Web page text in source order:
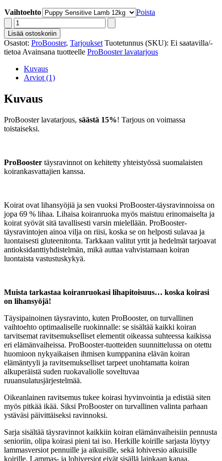
Vaihtoehto
Poista
ProBooster
lavatarjous
määrä
Lisää ostoskoriin
Osastot: ProBooster, Tarjoukset Tuotetunnus (SKU): Ei saatavilla/-
tietoa Avainsana tuotteelle ProBooster lavatarjous
Kuvaus
Arviot (1)
Kuvaus
ProBooster lavatarjous, säästä 15%! Tarjous on voimassa
toistaiseksi.
ProBooster täysravinnot on kehitetty yhteistyössä suomalaisten
koirankasvattajien kanssa.
Koirat ovat lihansyöjiä ja sen vuoksi ProBooster-täysravinnoissa on
jopa 69 % lihaa. Lihaisa koiranruoka myös maistuu erinomaiselta ja
koirat syövät sitä tavallisesti varsin mielellään. ProBooster-
täysravintojen ainoa vilja on riisi, koska se on helposti sulavaa ja
luontaisesti gluteenitonta. Tarkkaan valitut yrtit ja hedelmät tarjoavat
antioksidanttiyhdistelmän, mikä auttaa vahvistamaan koiran
luontaista vastustuskykyä.
Muista tarkastaa koiranruokasi lihapitoisuus… koska koirasi
on lihansyöjä!
Täysipainoinen täysravinto, kuten ProBooster, on turvallinen
vaihtoehto optimaaliselle ruokinnalle: se sisältää kaikki koiran
tarvitsemat ravitsemukselliset elementit oikeassa suhteessa kaikissa
eri elämänvaiheissa. ProBooster-tuotteiden suunnittelussa on otettu
huomioon nykyaikaisen ihmisen kumppanina elävän koiran
elämäntyyli ja ravitsemukselliset tarpeet unohtamatta koiran
alkuperäistä suden ruokavaliolle soveltuvaa
ruuansulatusjärjestelmää.
Oikeanlainen ravitsemus tukee koirasi hyvinvointia ja edistää siten
myös pitkää ikää. Siksi ProBooster on turvallinen valinta parhaan
ystäväsi päivittäiseksi ravinnoksi.
Sarja sisältää täysravinnot kaikkiin koiran elämänvaiheisiin pennusta
senioriin, olipa koirasi pieni tai iso. Herkille koirille sarjasta löytyy
lammasversiot pennuille ja aikuisille, sekä lohiversio aikuisille
koirille. Lammas- ja lohiversiot eivät sisällä lainkaan kanaa.